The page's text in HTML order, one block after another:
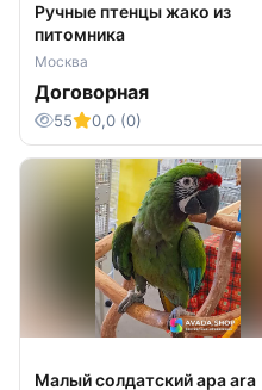
Ручные птенцы жако из
питомника
Москва
Договорная
55 0,0 (0)
Малый солдатский ара ara